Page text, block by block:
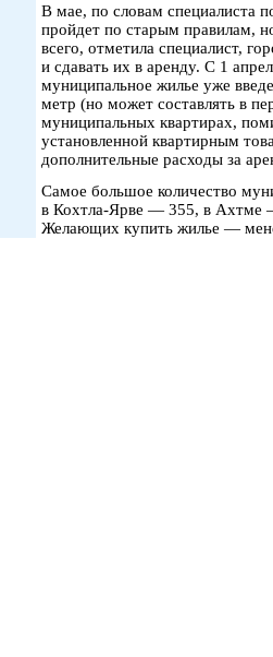
В мае, по словам специалиста
пройдет по старым правилам,
всего, отметила специалист,
и сдавать их в аренду. С 1
муниципальное жилье уже
метр (но может составлять в
муниципальных квартирах,
установленной квартирным
дополнительные расходы за
Самое большое количество
в Кохтла-Ярве — 355, в
Желающих купить жилье —